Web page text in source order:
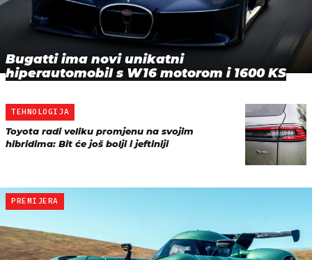
Bugatti ima novi unikatni
hiperautomobil s W16 motorom i 1600 KS
TEHNOLOGIJA
Toyota radi veliku promjenu na svojim
hibridima: Bit će još bolji i jeftiniji
PREMIJERA